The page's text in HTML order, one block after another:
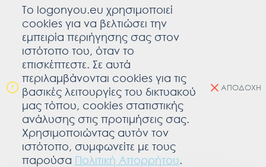
To logonyou.eu χρησιμοποιεί
cookies για να βελτιώσει την
εμπειρία περιήγησης σας στον
ιστότοπο του, όταν το
επισκέπτεστε. Σε αυτά
περιλαμβάνονται cookies για τις
βασικές λειτουργίες του δικτυακού
μας τόπου, cookies στατιστικής
ανάλυσης στις προτιμήσεις σας.
Χρησιμοποιώντας αυτόν τον
ιστότοπο, συμφωνείτε με τους
παρούσα Πολιτική Απορρήτου.
ΑΠΟΔΟΧΗ